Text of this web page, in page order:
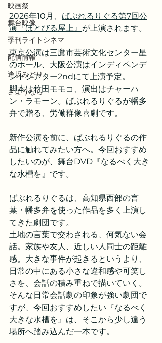
映画祭
舞台映像
季刊ライトシネマ
配信情報
逢坂みどり
さようなら
2026年10月、 ばぶれるりぐる第7回公
演『ほとびる屋上』 が上演されます。
東京公演は三鷹市芸術文化センター星
のホール、大阪公演はインディペンデ
ントシアター2ndにて上演予定。
脚本は竹田モモコ、演出はチャーハ
ン・ラモーン。ばぶれるりぐるが幡多
弁で贈る、労働群像喜劇です。
新作公演を前に、ばぶれるりぐるの作
品に触れてみたい方へ。今回おすすめ
したいのが、舞台DVD『なるべく大き
な水槽を』です。
ばぶれるりぐるは、高知県西部の言
葉・幡多弁を使った作品を多く上演し
てきた劇団です。
土地の言葉で交わされる、何気ない会
話。家族や友人、近しい人同士の距離
感。大きな事件が起きるというより、
日常の中にある小さな違和感や可笑し
さを、会話の積み重ねで描いていく。
そんな日常会話劇の印象が強い劇団で
すが、今回おすすめしたい『なるべく
大きな水槽を』は、そこから少し違う
場所へ踏み込んだ一本です。